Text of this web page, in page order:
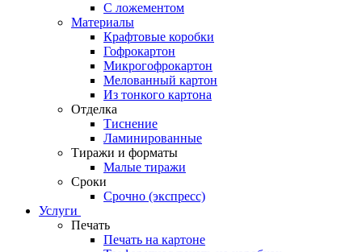
С ложементом
Материалы
Крафтовые коробки
Гофрокартон
Микрогофрокартон
Мелованный картон
Из тонкого картона
Отделка
Тиснение
Ламинированные
Тиражи и форматы
Малые тиражи
Сроки
Срочно (экспресс)
Услуги
Печать
Печать на картоне